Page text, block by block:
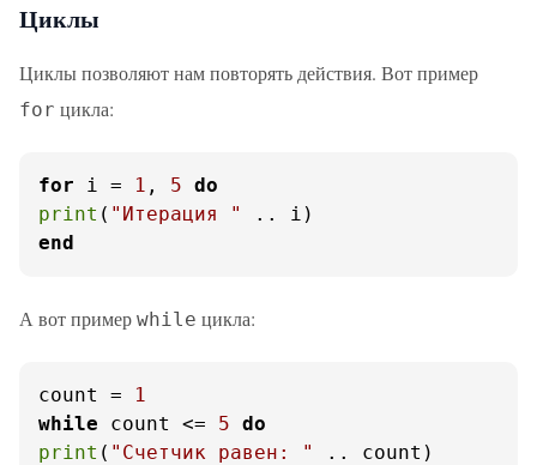
Циклы
Циклы позволяют нам повторять действия. Вот пример
for цикла:
for i = 1 , 5 do
print ( "Итерация "
end
А вот пример while цикла:
count =
1
while count <= 5 do
print ( "Счетчик равен: "
.. count)